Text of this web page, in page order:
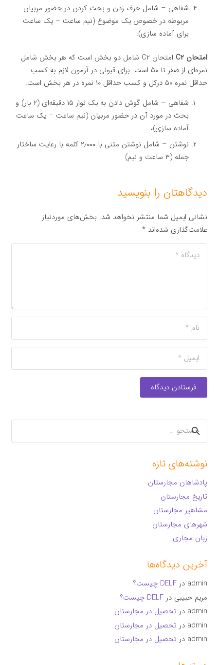
شفاهی – شامل حرف زدن و بحث کردن در حضور مربیان
مربوطه در خصوص یک موضوع (نیم ساعت – یک ساعت
برای آماده سازی).
امتحان C۲
امتحان C۲ شامل دو بخش است که هر بخش شامل
نمره‌ای از صفر تا ۵۰ است. برای قبولی در آزمون لازم به کسب
حداقل نمره ۵۰ درکل و کسب حداقل ۱۰ نمره در هر بخش است.
شفاهی – شامل گوش دادن به یک نوار ۱۵ دقیقه‌ای (۲ بار) و
بحث در مورد آن در حضور مربیان (نیم ساعت – یک ساعت
آماده سازی)،
نوشتن – شامل نوشتن متنی با ۲٫۰۰۰ کلمه با رعایت ساختار
جمله (۳ ساعت و نیم)
دیدگاهتان را بنویسید
نشانی ایمیل شما منتشر نخواهد شد. بخش‌های موردنیاز
علامت‌گذاری شده‌اند*
فرستادن دیدگاه
جستجو
برای:
نوشته‌های تازه
پادشاهان مجارستان
تاریخ مجارستان
مشاهیر مجارستان
شهرهای مجارستان
زبان مجاری
آخرین دیدگاه‌ها
admin درDELF چیست؟
مریم حبیبی درDELF چیست؟
admin در تحصیل در مجارستان
admin در تحصیل در مجارستان
admin در تحصیل در مجارستان